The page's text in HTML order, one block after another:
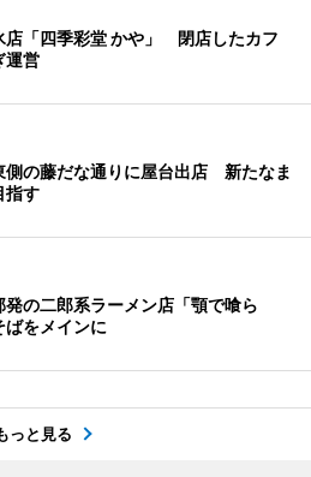
店「四季彩堂 かや」 閉店したカフ
運営
側の藤だな通りに屋台出店 新たなま
指す
発の二郎系ラーメン店「顎で喰ら
をメインに
っと見る